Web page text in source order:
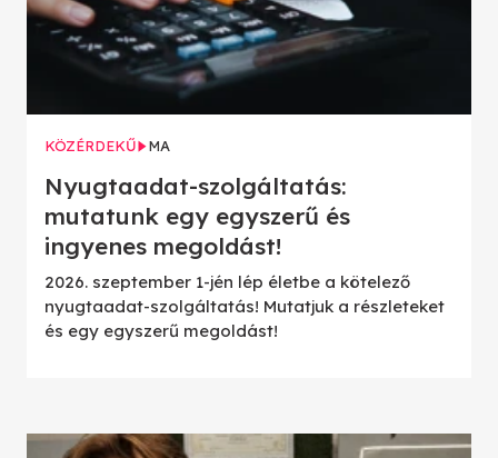
KÖZÉRDEKŰ MA
Nyugtaadat-szolgáltatás:
mutatunk egy egyszerű és
ingyenes megoldást!
2026. szeptember 1-jén lép életbe a kötelező
nyugtaadat-szolgáltatás! Mutatjuk a részleteket
és egy egyszerű megoldást!